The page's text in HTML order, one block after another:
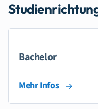
Bachelor
Mehr Infos